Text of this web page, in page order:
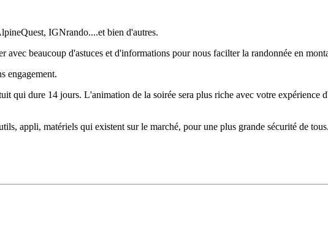
IGNrando....et bien d'autres.
beaucoup d'astuces et d'informations pour nous facilter la randonnée en
engagement.
qui dure 14 jours. L'animation de la soirée sera plus riche avec votre expérience
appli, matériels qui existent sur le marché, pour une plus grande sécurité de tous.